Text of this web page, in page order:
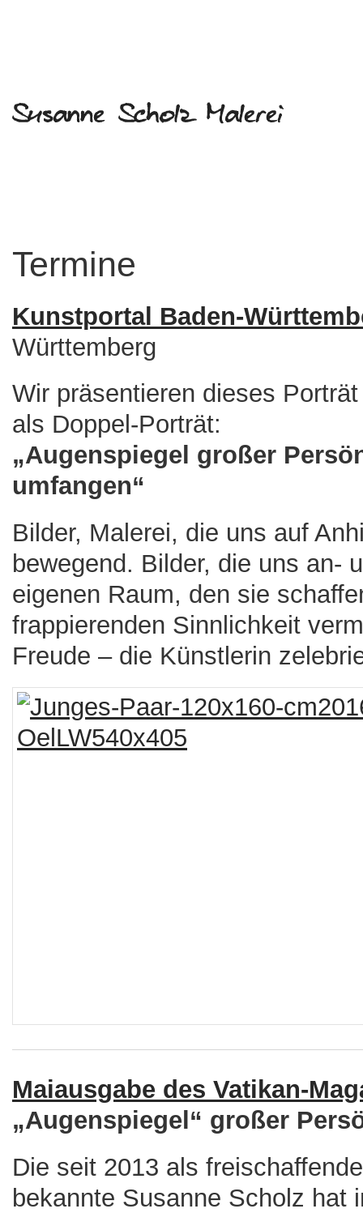
Termine
Kunstportal Baden-
Württemberg
Wir präsentieren dieses
als Doppel-Porträt:
„Augenspiegel großer
umfangen“
Bilder, Malerei, die uns auf
bewegend. Bilder, die uns an-
eigenen Raum, den sie
frappierenden Sinnlichkeit
Freude – die Künstlerin
Maiausgabe des Vatikan-
„Augenspiegel“ großer
Die seit 2013 als
bekannte Susanne Scholz hat